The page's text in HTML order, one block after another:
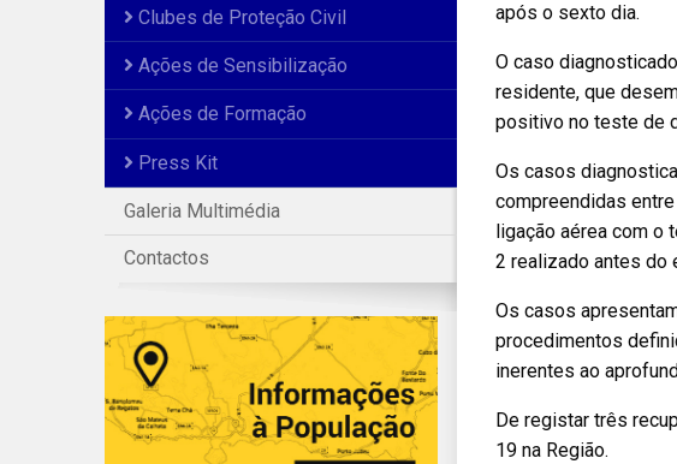
Clubes de Proteção Civil
Ações de Sensibilização
Ações de Formação
Press Kit
Galeria Multimédia
Contactos
após o sexto dia.
O caso
residente, que
positivo no teste de
Os casos
compreendidas
ligação aérea com o
2 realizado antes do
Os casos
procedimentos
inerentes ao
De registar três
19 na Região.